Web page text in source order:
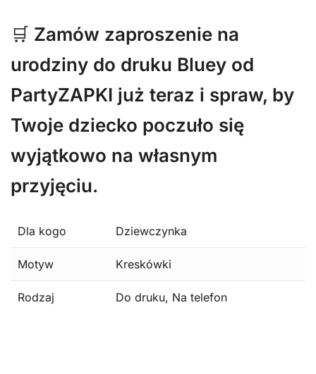
🛒 Zamów zaproszenie na
urodziny do druku Bluey od
PartyZAPKI już teraz i spraw, by
Twoje dziecko poczuło się
wyjątkowo na własnym
przyjęciu.
Dla kogo Dziewczynka
Motyw Kreskówki
Rodzaj Do druku, Na telefon